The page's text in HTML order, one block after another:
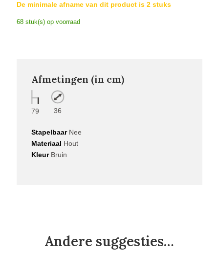
De minimale afname van dit product is 2 stuks
68 stuk(s) op voorraad
Afmetingen (in cm)
79 36
StapelbaarNee
Materiaal Hout
KleurBruin
Andere suggesties…